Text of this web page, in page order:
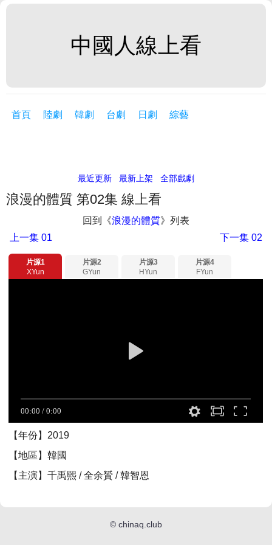
中國人線上看
首頁 陸劇 韓劇 台劇 日劇 綜藝
最近更新 最新上架 全部戲劇
浪漫的體質 第02集 線上看
回到《浪漫的體質》列表
上一集 01 下一集02
片源1
XYun
片源2
GYun
片源3
HYun
片源4
FYun
【年份】2019
【地區】韓國
【主演】千禹熙 / 全余贇 / 韓智恩
© chinaq.club